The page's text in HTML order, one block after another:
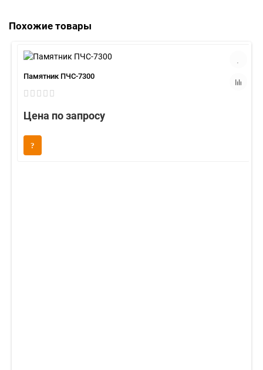
Похожие товары
Памятник ПЧС-7300
Цена по запросу